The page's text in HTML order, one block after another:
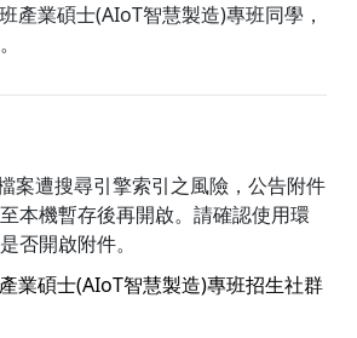
產業碩士(AIoT智慧製造)專班同學，
案遭搜尋引擎索引之風險，公告附件
本機暫存後再開啟。請確認使用環
否開啟附件。
業碩士(AIoT智慧製造)專班招生社群